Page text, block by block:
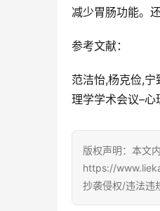
减少胃肠功能。
参考文献：
范洁怡,杨克俭,
理学学术会议–
版权声明：本文
https://
抄袭侵权/违法违